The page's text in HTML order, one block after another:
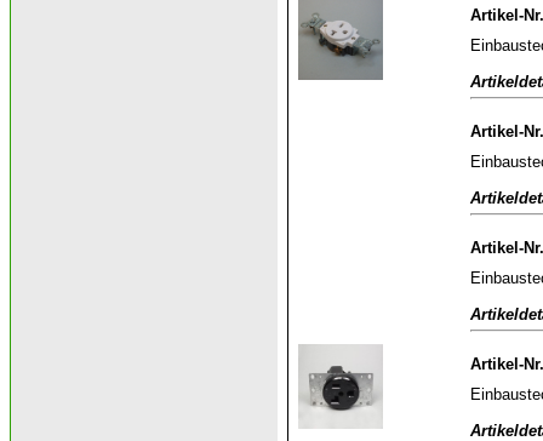
Artikel-
Artikel-
Artikel-
Artikel-